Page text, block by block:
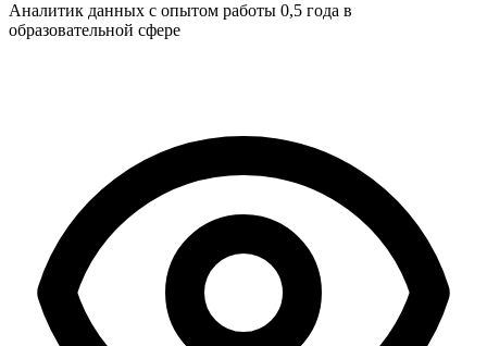
Аналитик данных с опытом работы 0,5 года в
образовательной сфере